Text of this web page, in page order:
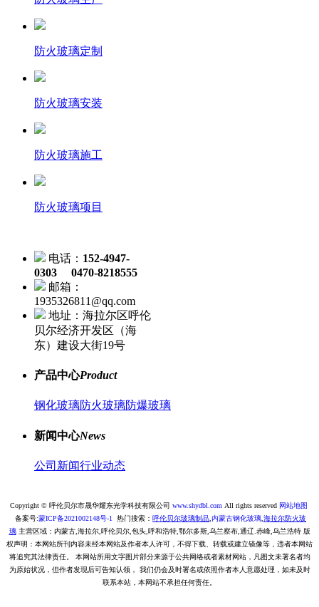
防火玻璃定制
防火玻璃安装
防火玻璃施工
防火玻璃项目
电话： 152-4947-
0303 0470-8218555
邮箱：
1935326811@qq.com
地址：海拉尔区呼伦
贝尔经济开发区（海
东）建设大街19号
产品中心Product
钢化玻璃防火玻璃防爆玻璃
新闻中心News
公司新闻行业动态
Copyright © 呼伦贝尔市晟华耀东光学科技有限公司 www.shydbl.com All rights reserved 网站地图
备案号:蒙ICP备2021002148号-1 热门搜索： 呼伦贝尔玻璃制品 内蒙古钢化玻璃 海拉尔防火玻
璃主营区域：内蒙古,海拉尔,呼伦贝尔,包头,呼和浩特,鄂尔多斯,乌兰察布,通辽.赤峰,乌兰浩特 版
权声明：本网站所刊内容未经本网站及作者本人许可，不得下载、转载或建立镜像等，违者本网站
将追究其法律责任。 本网站所用文字图片部分来源于公共网络或者素材网站，凡图文未署名者均
为原始状况，但作者发现后可告知认领， 我们仍会及时署名或依照作者本人意愿处理，如未及时
联系本站，本网站不承担任何责任。